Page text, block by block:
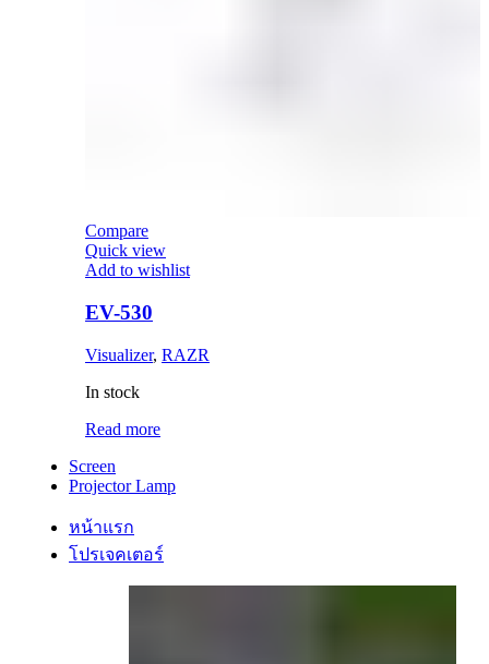
Compare
Quick view
Add to wishlist
EV-530
Visualizer, RAZR
In stock
Read more
Screen
Projector Lamp
หน้าแรก
โปรเจคเตอร์